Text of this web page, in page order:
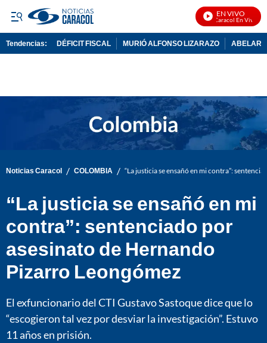
EN VIVO
Noticias Caracol En Vivo
Tendencias: DÉFICIT FISCAL MURIÓ ALFONSO LIZARAZO
Noticias Caracol / COLOMBIA / “La justicia se ensañó en mi contra”:
“La justicia se ensañó en mi
contra”: sentenciado por
asesinato de Hernando
Pizarro Leongómez
El exfuncionario del CTI Gustavo Sastoque dice que lo
“escogieron tal vez por desviar la investigación”. Estuvo
11 años en prisión.